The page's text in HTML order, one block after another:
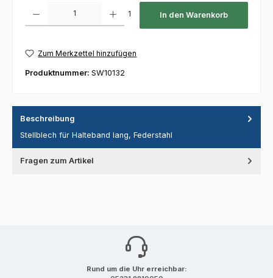
1 In den Warenkorb
Zum Merkzettel hinzufügen
Produktnummer: SW10132
Beschreibung
Stellblech für Halteband lang, Federstahl
Fragen zum Artikel
Rund um die Uhr erreichbar: